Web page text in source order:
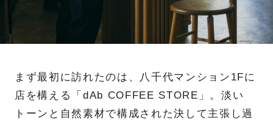
まず最初に訪れたのは、八千代マンション1Fに
店を構える「dAb COFFEE STORE」。淡い
トーンと自然素材で構成された決して主張し過